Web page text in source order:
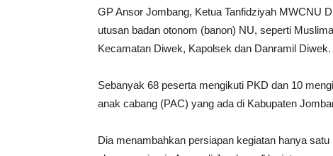
GP Ansor Jombang, Ketua Tanfidziyah MWCNU
utusan badan otonom (banon) NU, seperti
Kecamatan Diwek, Kapolsek dan Danramil Diwek.
Sebanyak 68 peserta mengikuti PKD dan 10
anak cabang (PAC) yang ada di Kabupaten
Dia menambahkan persiapan kegiatan hanya